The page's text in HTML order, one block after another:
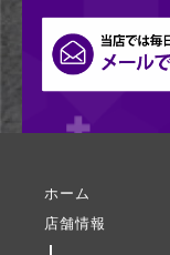
ホーム
店舗情報